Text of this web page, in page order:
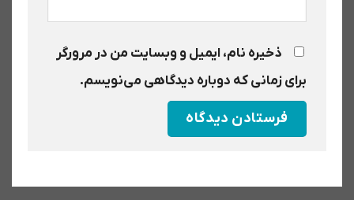
ذخیره نام، ایمیل و وبسایت من در مرورگر
برای زمانی که دوباره دیدگاهی می‌نویسم.